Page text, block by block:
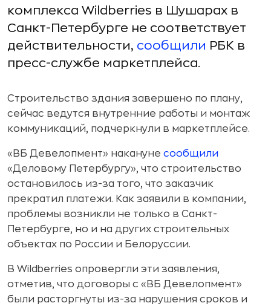
комплекса Wildberries в Шушарах в
Санкт-Петербурге не соответствует
действительности, сообщили РБК в
пресс-службе маркетплейса.
Строительство здания завершено по плану,
сейчас ведутся внутренние работы и монтаж
коммуникаций, подчеркнули в маркетплейсе.
«ВБ Девелопмент» накануне сообщили
«Деловому Петербургу», что строительство
остановилось из-за того, что заказчик
прекратил платежи. Как заявили в компании,
проблемы возникли не только в Санкт-
Петербурге, но и на других строительных
объектах по России и Белоруссии.
В Wildberries опровергли эти заявления,
отметив, что договоры с «ВБ Девелопмент»
были расторгнуты из-за нарушения сроков и